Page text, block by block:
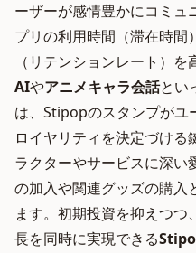
ーザーが感情豊かにコミュ
プリの利用時間（滞在時間
（リテンションレート）を
AIやアニメキャラ会話とい
は、Stipopのスタンプがユ
ロイヤリティを決定づける
ラクターやサービスに深い
の加入や関連グッズの購入
ます。初期投資を抑えつ
長を同時に実現できる